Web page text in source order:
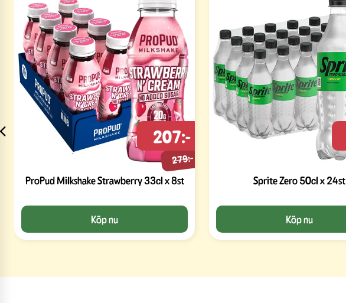
ProPud Milkshake Strawberry 33cl x 8st
279:-
207:-
Köp nu
Sprite Zero 50cl x 24st
Köp nu